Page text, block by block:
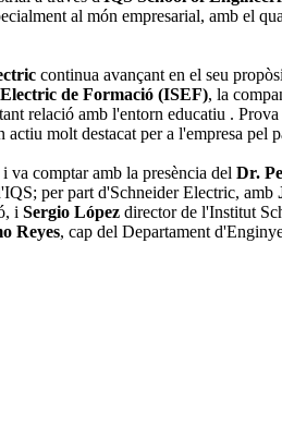
al món empresarial, amb el
continua avançant en el seu
de Formació (ISEF), la
relació amb l'entorn educatiu .
molt destacat per a l'empresa pel
comptar amb la presència del Dr.
per part d'Schneider Electric, amb
i Sergio López director de l'Institut
Reyes, cap del Departament